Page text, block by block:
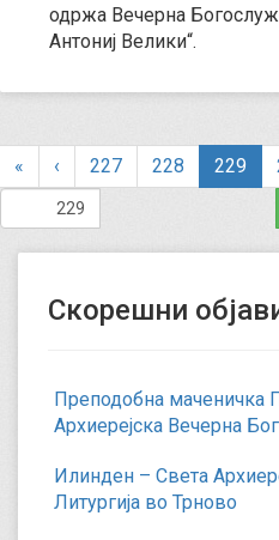
одржа Вечерна
Антониј Велики“.
« ‹ 227 228 229
c
n
Скорешни
Преподобна маченичка
Архиерејска Вечерна
Илинден – Света
Литургија во Трново